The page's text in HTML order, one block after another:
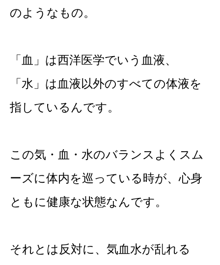
のようなもの。
「血」は西洋医学でいう血液、
「水」は血液以外のすべての体液を
指しているんです。
この気・血・水のバランスよくスム
ーズに体内を巡っている時が、心身
ともに健康な状態なんです。
それとは反対に、気血水が乱れる